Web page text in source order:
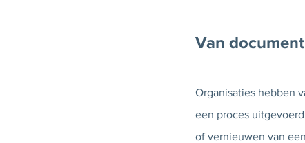
Van
Organisaties hebben
een proces
of vernieuwen van